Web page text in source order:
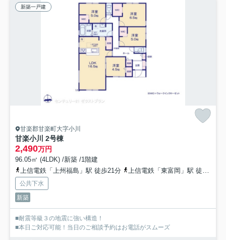
新築一戸建
甘楽郡甘楽町大字小川
甘楽小川 2号棟
2,490万円
96.05㎡ (4LDK) /新築 /1階建
上信電鉄「上州福島」駅 徒歩21分
上信電鉄「東富岡」駅 徒歩40分
公共下水
新築
■耐震等級３の地震に強い構造！
■本日ご対応可能！当日のご相談予約はお電話がスムーズ